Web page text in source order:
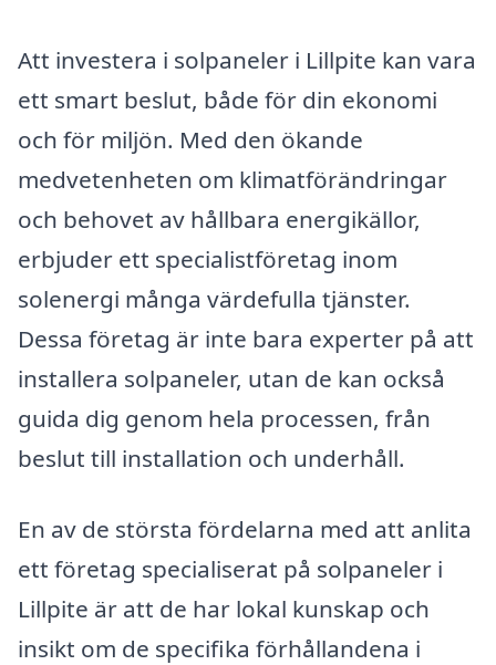
Att investera i solpaneler i Lillpite kan vara
ett smart beslut, både för din ekonomi
och för miljön. Med den ökande
medvetenheten om klimatförändringar
och behovet av hållbara energikällor,
erbjuder ett specialistföretag inom
solenergi många värdefulla tjänster.
Dessa företag är inte bara experter på att
installera solpaneler, utan de kan också
guida dig genom hela processen, från
beslut till installation och underhåll.
En av de största fördelarna med att anlita
ett företag specialiserat på solpaneler i
Lillpite är att de har lokal kunskap och
insikt om de specifika förhållandena i